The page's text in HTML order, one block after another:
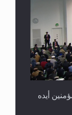
أيده